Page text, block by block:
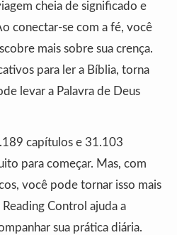
cheia de significado e
conectar-se com a fé, você
mais sobre sua crença.
para ler a Bíblia, torna
levar a Palavra de Deus
capítulos e 31.103
para começar. Mas, com
você pode tornar isso mais
Control ajuda a
sua prática diária.